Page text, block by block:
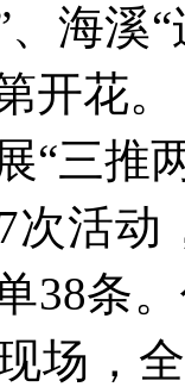
、海溪
开花。
推两
次活动
38条
场，